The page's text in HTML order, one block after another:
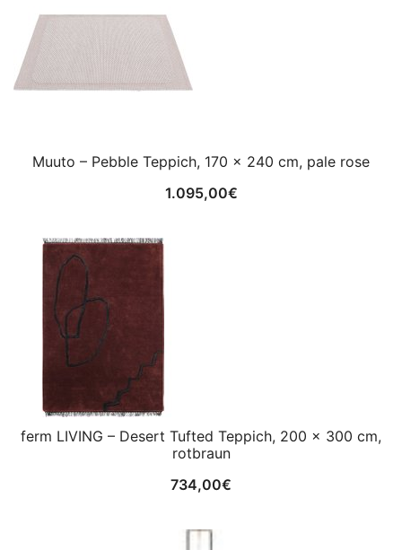
Muuto – Pebble Teppich, 170 x 240 cm, pale rose
1.095,00€
ferm LIVING – Desert Tufted Teppich, 200 x 300 cm,
rotbraun
734,00€